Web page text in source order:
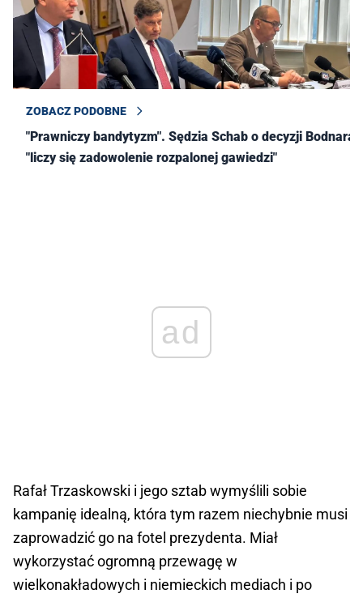
ZOBACZ PODOBNE
"Prawniczy bandytyzm". Sędzia Schab o decyzji Bodnara:
"liczy się zadowolenie rozpalonej gawiedzi"
ad
Rafał Trzaskowski i jego sztab wymyślili sobie
kampanię idealną, która tym razem niechybnie musi
zaprowadzić go na fotel prezydenta. Miał
wykorzystać ogromną przewagę w
wielkonakładowych i niemieckich mediach i po